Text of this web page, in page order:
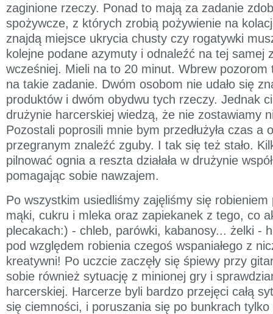
zaginione rzeczy. Ponad to mają za zadanie
spożywcze, z których zrobią pożywienie na
znajdą miejsce ukrycia chusty czy rogatywki
kolejne podane azymuty i odnaleźć na tej samej
wcześniej. Mieli na to 20 minut. Wbrew
na takie zadanie. Dwóm osobom nie udało się
produktów i dwóm obydwu tych rzeczy. Jednak
drużynie harcerskiej wiedzą, że nie zostawiamy
Pozostali poprosili mnie bym przedłużyła czas a
przegranym znaleźć zguby. I tak się też stało.
pilnować ognia a reszta działała w drużynie
pomagając sobie nawzajem.
Po wszystkim usiedliśmy zajęliśmy się robieniem
mąki, cukru i mleka oraz zapiekanek z tego, co
plecakach:) - chleb, parówki, kabanosy... żelki -
pod względem robienia czegoś wspaniałego z
kreatywni! Po uczcie zaczęły się śpiewy przy
sobie również sytuację z minionej gry i
harcerskiej. Harcerze byli bardzo przejęci całą
się ciemności, i poruszania się po bunkrach